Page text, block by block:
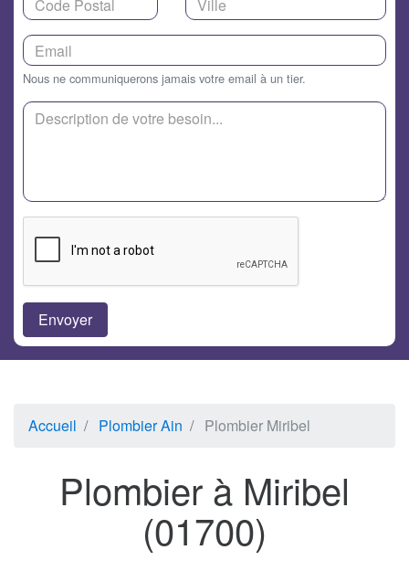
Nous ne communiquerons jamais votre email à un tier.
Accueil Plombier Ain Plombier Miribel
Plombier à Miribel
(01700)